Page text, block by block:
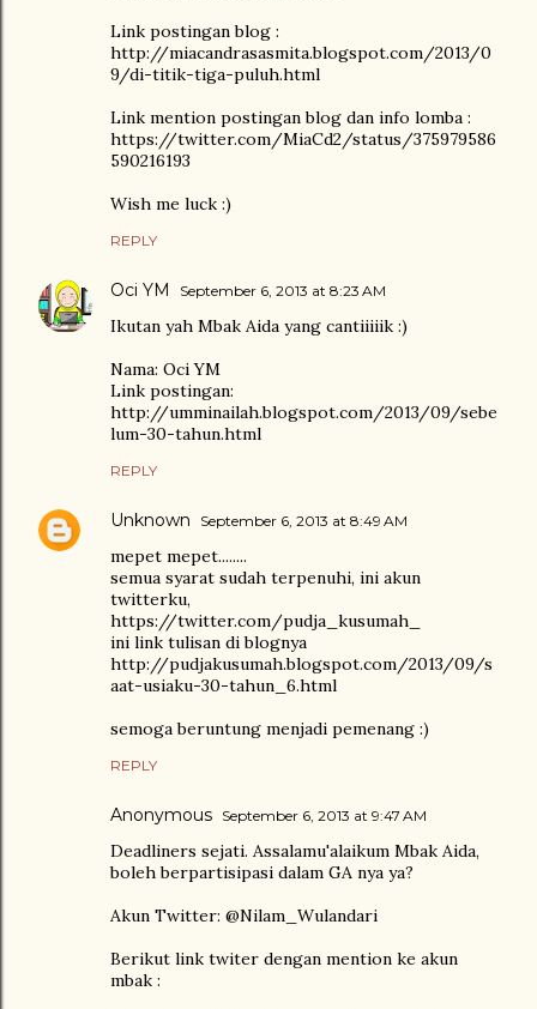
Link postingan blog :
http://miacandrasasmita.blogspot.com/2013/0
9/di-titik-tiga-puluh.html
Link mention postingan blog dan info lomba :
https://twitter.com/MiaCd2/status/375979586
590216193
Wish me luck :)
REPLY
Oci YM September 6, 2013 at 8:23 AM
Ikutan yah Mbak Aida yang cantiiiiik :)
Nama: Oci YM
Link postingan:
http://umminailah.blogspot.com/2013/09/sebe
lum-30-tahun.html
REPLY
Unknown September 6, 2013 at 8:49 AM
mepet mepet........
semua syarat sudah terpenuhi, ini akun
twitterku,
https://twitter.com/pudja_kusumah_
ini link tulisan di blognya
http://pudjakusumah.blogspot.com/2013/09/s
aat-usiaku-30-tahun_6.html
semoga beruntung menjadi pemenang :)
REPLY
Anonymous September 6, 2013 at 9:47 AM
Deadliners sejati. Assalamu'alaikum Mbak Aida,
boleh berpartisipasi dalam GA nya ya?
Akun Twitter: @Nilam_Wulandari
Berikut link twiter dengan mention ke akun
mbak :